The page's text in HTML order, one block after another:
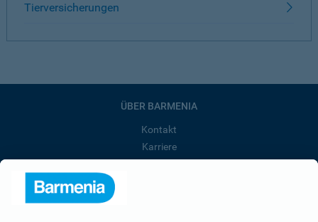
Tierversicherungen
ÜBER BARMENIA
Kontakt
Karriere